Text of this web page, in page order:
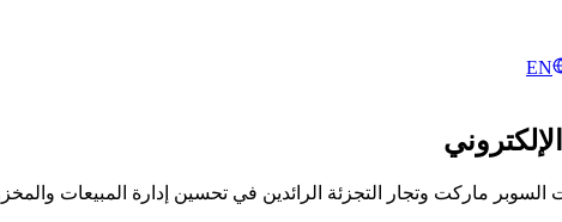
EN
السوبر ماركت وتجار التجزئة الرائدين في تحسين إدارة المبيعات